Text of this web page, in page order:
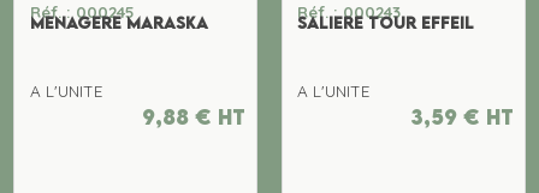
Réf. : 000245
MENAGERE MARASKA
A L'UNITE
9,88 € ht
Réf. : 000243
SALIERE TOUR EFFEIL
A L'UNITE
3,59 € ht